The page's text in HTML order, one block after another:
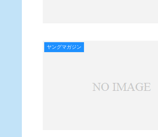
ヤングマガジン